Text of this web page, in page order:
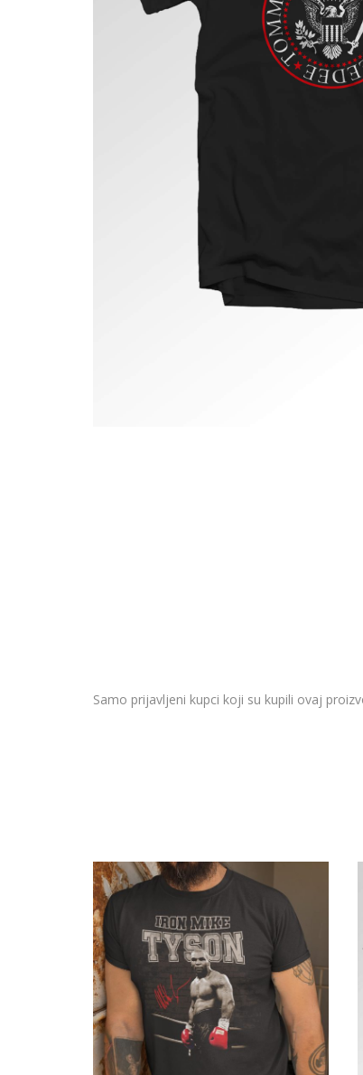
Samo prijavljeni kupci koji su kupili ovaj